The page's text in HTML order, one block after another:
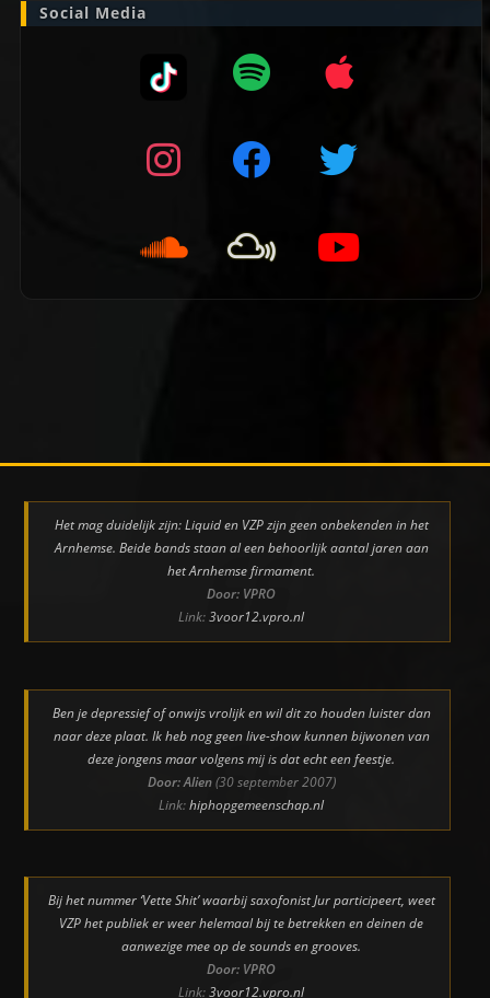
Social Media
Het mag duidelijk zijn: Liquid en VZP zijn geen onbekenden in het
Arnhemse. Beide bands staan al een behoorlijk aantal jaren aan
het Arnhemse firmament.
Door: VPRO
Link:3voor12.vpro.nl
Ben je depressief of onwijs vrolijk en wil dit zo houden luister dan
naar deze plaat. Ik heb nog geen live-show kunnen bijwonen van
deze jongens maar volgens mij is dat echt een feestje.
Door: Alien(30 september 2007)
Link:hiphopgemeenschap.nl
Bij het nummer ‘Vette Shit’ waarbij saxofonist Jur participeert, weet
VZP het publiek er weer helemaal bij te betrekken en deinen de
aanwezige mee op de sounds en grooves.
Door: VPRO
Link:3voor12.vpro.nl